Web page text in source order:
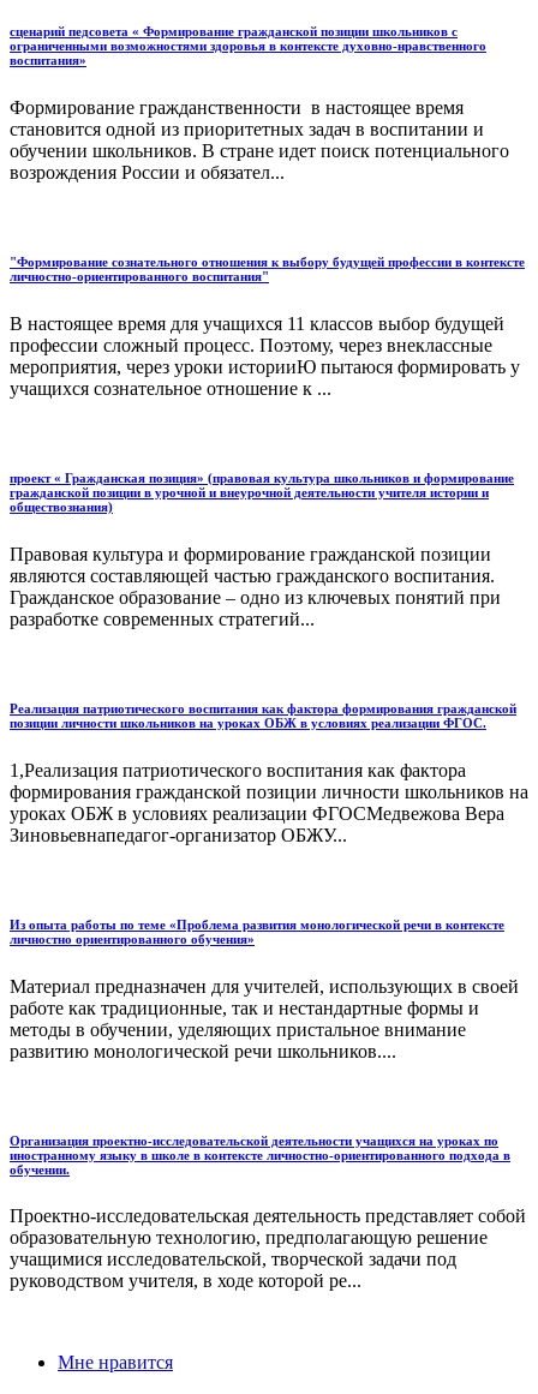
сценарий педсовета « Формирование гражданской позиции школьников с
ограниченными возможностями здоровья в контексте духовно-нравственного
воспитания»
Формирование гражданственности в настоящее время
становится одной из приоритетных задач в воспитании и
обучении школьников. В стране идет поиск потенциального
возрождения России и обязател...
"Формирование сознательного отношения к выбору будущей профессии в контексте
личностно-ориентированного воспитания"
В настоящее время для учащихся 11 классов выбор будущей
профессии сложный процесс. Поэтому, через внеклассные
мероприятия, через уроки историиЮ пытаюся формировать у
учащихся сознательное отношение к ...
проект « Гражданская позиция» (правовая культура школьников и формирование
гражданской позиции в урочной и внеурочной деятельности учителя истории и
обществознания)
Правовая культура и формирование гражданской позиции
являются составляющей частью гражданского воспитания.
Гражданское образование – одно из ключевых понятий при
разработке современных стратегий...
Реализация патриотического воспитания как фактора формирования гражданской
позиции личности школьников на уроках ОБЖ в условиях реализации ФГОС.
1,Реализация патриотического воспитания как фактора
формирования гражданской позиции личности школьников на
уроках ОБЖ в условиях реализации ФГОСМедвежова Вера
Зиновьевнапедагог-организатор ОБЖУ...
Из опыта работы по теме «Проблема развития монологической речи в контексте
личностно ориентированного обучения»
Материал предназначен для учителей, использующих в своей
работе как традиционные, так и нестандартные формы и
методы в обучении, уделяющих пристальное внимание
развитию монологической речи школьников....
Организация проектно-исследовательской деятельности учащихся на уроках по
иностранному языку в школе в контексте личностно-ориентированного подхода в
обучении.
Проектно-исследовательская деятельность представляет собой
образовательную технологию, предполагающую решение
учащимися исследовательской, творческой задачи под
руководством учителя, в ходе которой ре...
Мне нравится